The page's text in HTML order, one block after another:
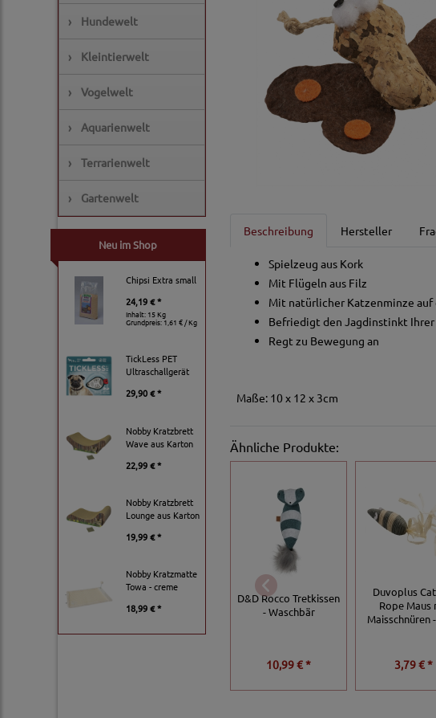
› Hundewelt
› Kleintierwelt
› Vogelwelt
› Aquarienwelt
› Terrarienwelt
› Gartenwelt
Neu im Shop
Chipsi Extra small
24,19 € *
Inhalt: 15 Kg
Grundpreis:1,61 € / Kg
TickLess PET
Ultraschallgerät
29,90 € *
Nobby Kratzbrett
Wave aus Karton
22,99 € *
Nobby Kratzbrett
Lounge aus Karton
19,99 € *
Nobby Kratzmatte
Towa - creme
18,99 € *
Beschreibung Hersteller
Spielzeug aus Kork
Mit Flügeln aus Filz
Mit natürlicher Katzenminze auf
Befriedigt den Jagdinstinkt Ihrer
Regt zu Bewegung an
Maße: 10 x 12 x 3cm
Ähnliche Produkte:
D&D Rocco Tretkissen
- Waschbär
10,99 € *
Duvoplus
Rope Maus
Maisschnüren
3,79 € *